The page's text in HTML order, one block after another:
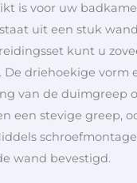
is voor uw
uit een stuk
kunt u
De driehoekige vorm
van de duimgreep
een stevige greep,
wand bevestigd.